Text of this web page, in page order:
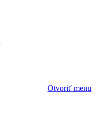
Otvoriť menu